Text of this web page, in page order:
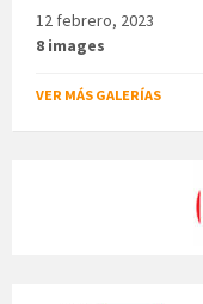
12 febrero, 2023
8 images
VER MÁS GALERÍAS